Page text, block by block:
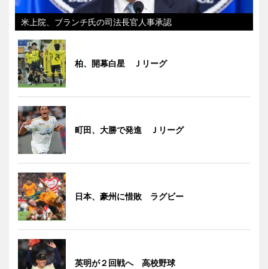
米上院、ブランチ氏の司法長官人事承認
柏、開幕白星 Ｊリーグ
町田、大勝で発進 Ｊリーグ
日本、豪州に惜敗 ラグビー
英明が２回戦へ 高校野球